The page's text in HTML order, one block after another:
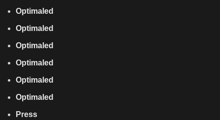
Optimaled
Optimaled
Optimaled
Optimaled
Optimaled
Optimaled
Press